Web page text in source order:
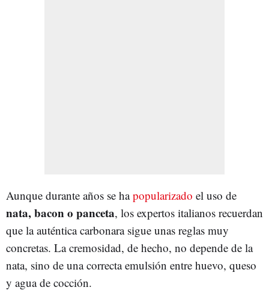
Aunque durante años se hapopularizado el uso de
nata, bacon o panceta, los expertos italianos recuerdan
que la auténtica carbonara sigue unas reglas muy
concretas. La cremosidad, de hecho, no depende de la
nata, sino de una correcta emulsión entre huevo, queso
y agua de cocción.